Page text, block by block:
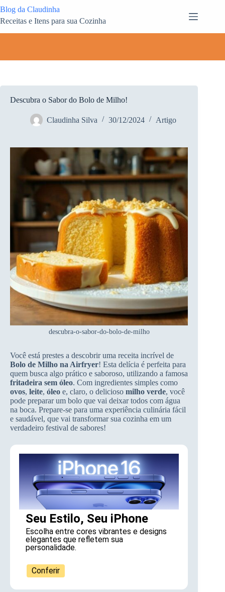
para
o
Blog da Claudinha
Receitas e Itens para sua Cozinha
Descubra o Sabor do Bolo de Milho!
Claudinha Silva 30/12/2024 Artigo
descubra-o-sabor-do-bolo-de-milho
Você está prestes a descobrir uma receita incrível de
Bolo de Milho na Airfryer! Esta delícia é perfeita para
quem busca algo prático e saboroso, utilizando a famosa
fritadeira sem óleo. Com ingredientes simples como
ovos, leite, óleo e, claro, o delicioso milho verde, você
pode preparar um bolo que vai deixar todos com água
na boca. Prepare-se para uma experiência culinária fácil
e saudável, que vai transformar sua cozinha em um
verdadeiro festival de sabores!
Seu Estilo, Seu iPhone
Escolha entre cores vibrantes e designs
elegantes que refletem sua
personalidade.
Conferir